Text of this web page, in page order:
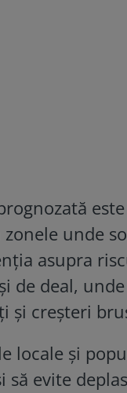
zonele unde
asupra
de deal,
și creșteri
locale și
să evite